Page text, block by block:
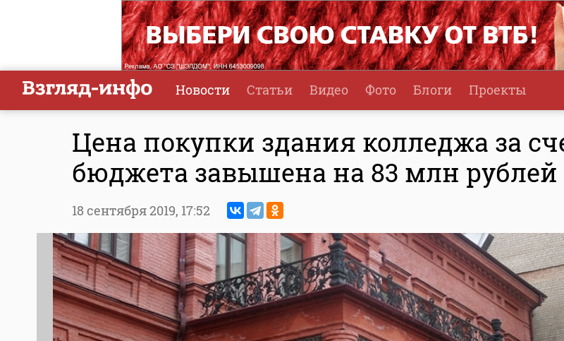
Новости Статьи Видео Фото Блоги Проекты
Цена покупки здания колледжа за
бюджета завышена на 83 млн рублей
18 сентября 2019, 17:52